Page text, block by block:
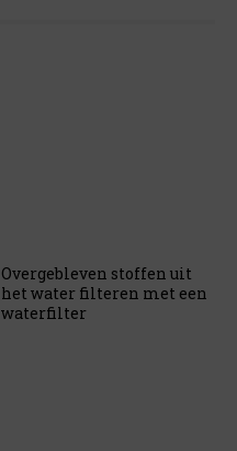
Overgebleven stoffen uit
het water filteren met een
waterfilter